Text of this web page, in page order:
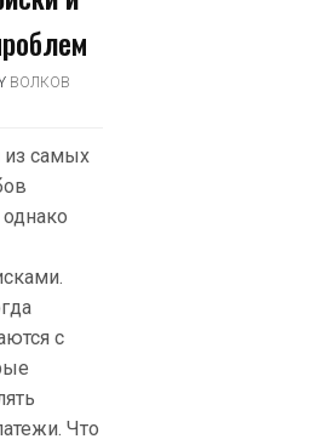
ВОЛКОВ
из самых
с
Что